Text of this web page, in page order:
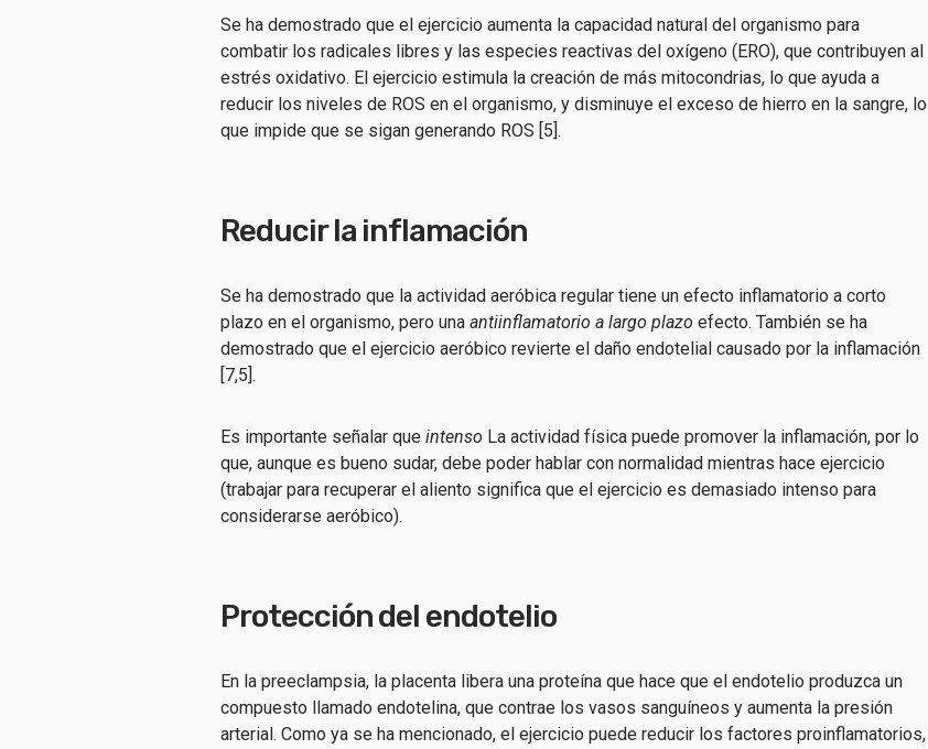
Se ha demostrado que el ejercicio aumenta la capacidad natural del organismo para
combatir los radicales libres y las especies reactivas del oxígeno (ERO), que contribuyen al
estrés oxidativo. El ejercicio estimula la creación de más mitocondrias, lo que ayuda a
reducir los niveles de ROS en el organismo, y disminuye el exceso de hierro en la sangre, lo
que impide que se sigan generando ROS [5].
Reducir la inflamación
Se ha demostrado que la actividad aeróbica regular tiene un efecto inflamatorio a corto
plazo en el organismo, pero una antiinflamatorio a largo plazo efecto. También se ha
demostrado que el ejercicio aeróbico revierte el daño endotelial causado por la inflamación
[7,5].
Es importante señalar que intenso La actividad física puede promover la inflamación, por lo
que, aunque es bueno sudar, debe poder hablar con normalidad mientras hace ejercicio
(trabajar para recuperar el aliento significa que el ejercicio es demasiado intenso para
considerarse aeróbico).
Protección del endotelio
En la preeclampsia, la placenta libera una proteína que hace que el endotelio produzca un
compuesto llamado endotelina, que contrae los vasos sanguíneos y aumenta la presión
arterial. Como ya se ha mencionado, el ejercicio puede reducir los factores proinflamatorios,